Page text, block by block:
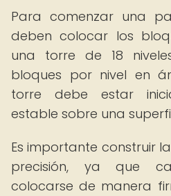
Para comenzar una
deben colocar los
una torre de 18
bloques por nivel en
torre debe estar
estable sobre una
Es importante construir
precisión, ya que
colocarse de manera